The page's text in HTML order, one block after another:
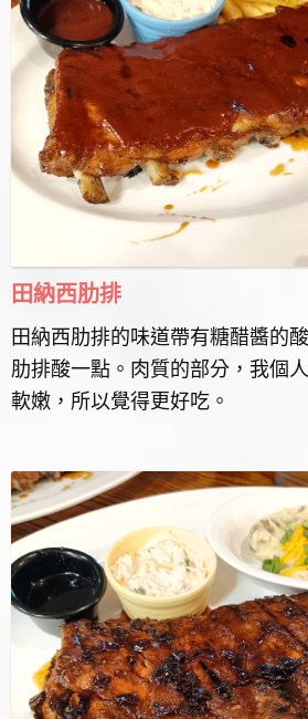
田納西肋排
田納西肋排的味道帶有糖醋醬的
肋排酸一點。肉質的部分，我個
軟嫩，所以覺得更好吃。